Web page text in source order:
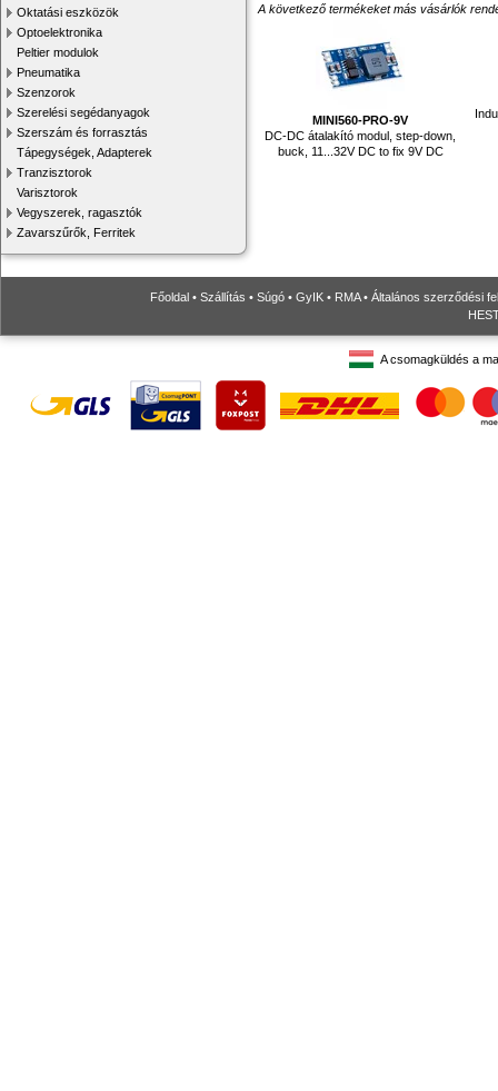
Oktatási eszközök
Optoelektronika
Peltier modulok
Pneumatika
Szenzorok
Szerelési segédanyagok
Szerszám és forrasztás
Tápegységek, Adapterek
Tranzisztorok
Varisztorok
Vegyszerek, ragasztók
Zavarszűrők, Ferritek
A következő termékeket más vásárlók
MINI560-PRO-9V
DC-DC átalakító modul, step-down,
buck, 11...32V DC to fix 9V DC
Főoldal • Szállítás • Súgó • GyIK • RMA• Általános szerződési
A csomagküldés a